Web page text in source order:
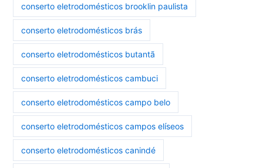
conserto eletrodomésticos brooklin paulista
conserto eletrodomésticos brás
conserto eletrodomésticos butantã
conserto eletrodomésticos cambuci
conserto eletrodomésticos campo belo
conserto eletrodomésticos campos elíseos
conserto eletrodomésticos canindé